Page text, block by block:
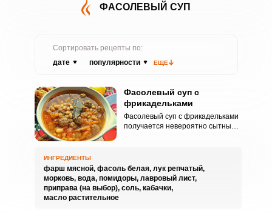
ФАСОЛЕВЫЙ СУП
Сортировать рецепты по:
дате
популярности ЕЩЕ
Фасолевый суп с
фрикадельками
Фасолевый суп с фрикадельками
получается невероятно сытным
ИНГРЕДИЕНТЫ
фарш мясной, фасоль белая, лук репчатый,
морковь, вода, помидоры, лавровый лист,
приправа (на выбор), соль, кабачки,
масло растительное